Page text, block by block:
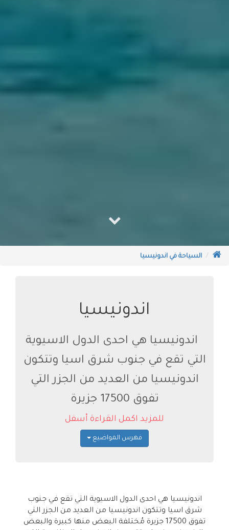
السياحة في اندونيسيا
اندونيسيا
اندونيسيا هي احدى الدول الاسيوية
التي تقع في جنوب شرق اسيا وتتكون
اندونيسيا من العديد من الجزر التي
تفوق 17500 جزيرة
للمزيد اكمل القراءة أسفل
فهرس المواضيع
اندونيسيا هي احدى الدول الاسيوية التي تقع في جنوب
شرق اسيا وتتكون اندونيسيا من العديد من الجزر التي
تفوق 17500 جزيرة مُختلفة البعض منها كبيرة والبعض